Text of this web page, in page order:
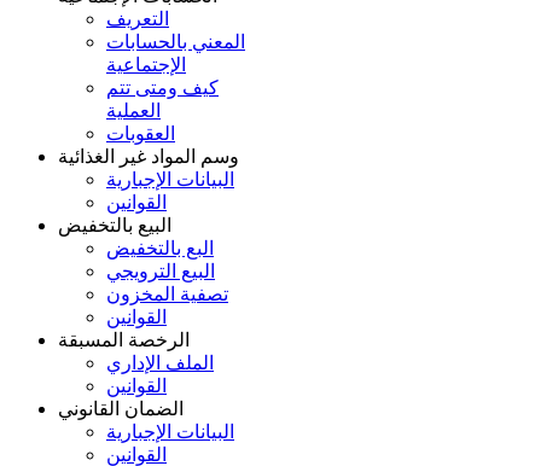
التعريف
المعني بالحسابات
الإجتماعية
كيف ومتى تتم
العملية
العقوبات
وسم المواد غير الغذائية
البيانات الإجبارية
القوانين
البيع بالتخفيض
البع بالتخفيض
البيع الترويجي
تصفية المخزون
القوانين
الرخصة المسبقة
الملف الإداري
القوانين
الضمان القانوني
البيانات الإجبارية
القوانين